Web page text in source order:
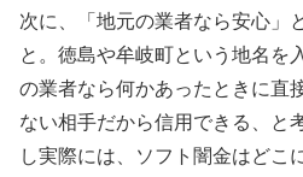
次に、「地元の業者なら安心」
と。徳島や牟岐町という地名を
の業者なら何かあったときに直
ない相手だから信用できる、と
し実際には、ソフト闇金はどこ